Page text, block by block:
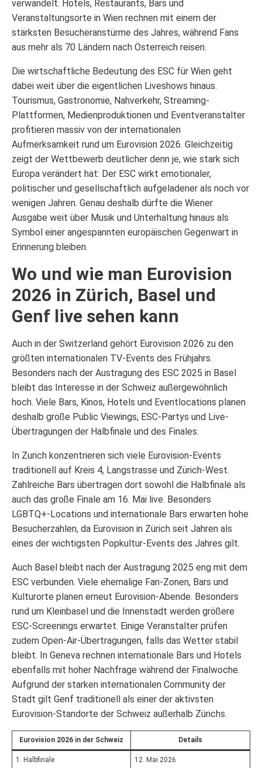
verwandelt. Hotels, Restaurants, Bars und
Veranstaltungsorte in Wien rechnen mit einem der
stärksten Besucheranstürme des Jahres, während Fans
aus mehr als 70 Ländern nach Österreich reisen.
Die wirtschaftliche Bedeutung des ESC für Wien geht
dabei weit über die eigentlichen Liveshows hinaus.
Tourismus, Gastronomie, Nahverkehr, Streaming-
Plattformen, Medienproduktionen und Eventveranstalter
profitieren massiv von der internationalen
Aufmerksamkeit rund um Eurovision 2026. Gleichzeitig
zeigt der Wettbewerb deutlicher denn je, wie stark sich
Europa verändert hat: Der ESC wirkt emotionaler,
politischer und gesellschaftlich aufgeladener als noch vor
wenigen Jahren. Genau deshalb dürfte die Wiener
Ausgabe weit über Musik und Unterhaltung hinaus als
Symbol einer angespannten europäischen Gegenwart in
Erinnerung bleiben.
Wo und wie man Eurovision
2026 in Zürich, Basel und
Genf live sehen kann
Auch in der Switzerland gehört Eurovision 2026 zu den
größten internationalen TV-Events des Frühjahrs.
Besonders nach der Austragung des ESC 2025 in Basel
bleibt das Interesse in der Schweiz außergewöhnlich
hoch. Viele Bars, Kinos, Hotels und Eventlocations planen
deshalb große Public Viewings, ESC-Partys und Live-
Übertragungen der Halbfinale und des Finales.
In Zurich konzentrieren sich viele Eurovision-Events
traditionell auf Kreis 4, Langstrasse und Zürich-West.
Zahlreiche Bars übertragen dort sowohl die Halbfinale als
auch das große Finale am 16. Mai live. Besonders
LGBTQ+-Locations und internationale Bars erwarten hohe
Besucherzahlen, da Eurovision in Zürich seit Jahren als
eines der wichtigsten Popkultur-Events des Jahres gilt.
Auch Basel bleibt nach der Austragung 2025 eng mit dem
ESC verbunden. Viele ehemalige Fan-Zonen, Bars und
Kulturorte planen erneut Eurovision-Abende. Besonders
rund um Kleinbasel und die Innenstadt werden größere
ESC-Screenings erwartet. Einige Veranstalter prüfen
zudem Open-Air-Übertragungen, falls das Wetter stabil
bleibt. In Geneva rechnen internationale Bars und Hotels
ebenfalls mit hoher Nachfrage während der Finalwoche.
Aufgrund der starken internationalen Community der
Stadt gilt Genf traditionell als einer der aktivsten
Eurovision-Standorte der Schweiz außerhalb Zürichs.
Eurovision 2026 in der Schweiz Details
1. Halbfinale 12. Mai 2026